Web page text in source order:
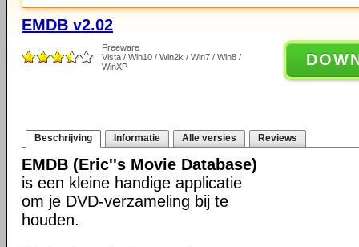
EMDB v2.02
Freeware
Vista / Win10 / Win2k / Win7 / Win8 /
WinXP
Beschrijving Informatie Alle versies Reviews
EMDB (Eric''s Movie Database)
is een kleine handige applicatie
om je DVD-verzameling bij te
houden.